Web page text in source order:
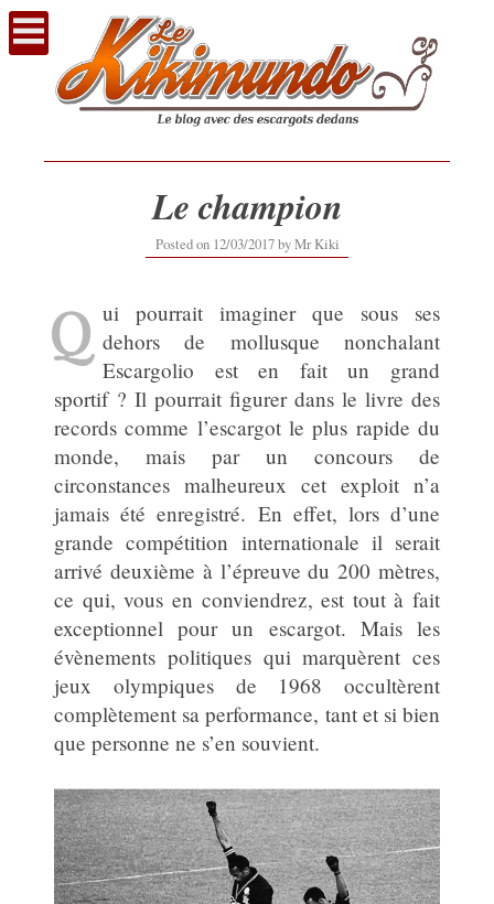
Voir
contenu
Le champion
Posted on 12/03/201725/03/2021
byMr Kiki
Q ui pourrait imaginer que sous ses
dehors de mollusque nonchalant
Escargolio est en fait un grand
sportif ? Il pourrait figurer dans le livre des
records comme l’escargot le plus rapide du
monde, mais par un concours de
circonstances malheureux cet exploit n’a
jamais été enregistré. En effet, lors d’une
grande compétition internationale il serait
arrivé deuxième à l’épreuve du 200 mètres,
ce qui, vous en conviendrez, est tout à fait
exceptionnel pour un escargot. Mais les
évènements politiques qui marquèrent ces
jeux olympiques de 1968 occultèrent
complètement sa performance, tant et si bien
que personne ne s’en souvient.